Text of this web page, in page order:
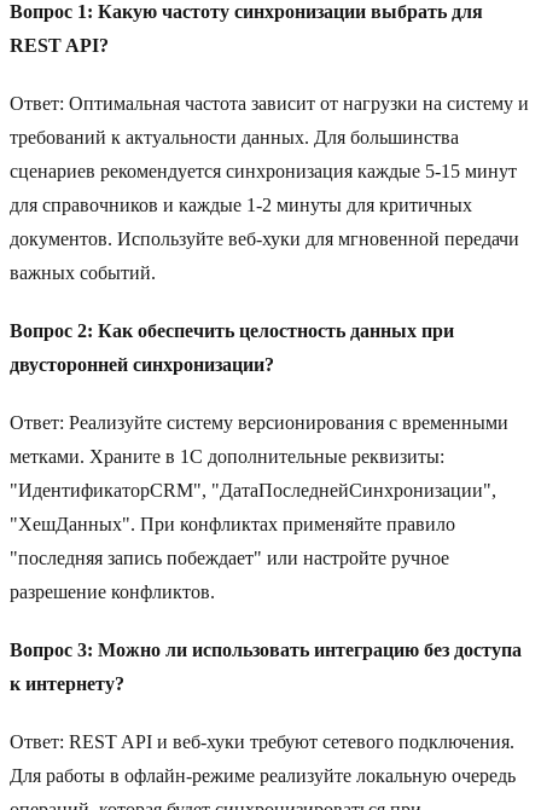
Вопрос 1: Какую частоту синхронизации выбрать для
REST API?
Ответ: Оптимальная частота зависит от нагрузки на систему и
требований к актуальности данных. Для большинства
сценариев рекомендуется синхронизация каждые 5-15 минут
для справочников и каждые 1-2 минуты для критичных
документов. Используйте веб‑хуки для мгновенной передачи
важных событий.
Вопрос 2: Как обеспечить целостность данных при
двусторонней синхронизации?
Ответ: Реализуйте систему версионирования с временными
метками. Храните в 1С дополнительные реквизиты:
"ИдентификаторCRM", "ДатаПоследнейСинхронизации",
"ХешДанных". При конфликтах применяйте правило
"последняя запись побеждает" или настройте ручное
разрешение конфликтов.
Вопрос 3: Можно ли использовать интеграцию без доступа
к интернету?
Ответ: REST API и веб‑хуки требуют сетевого подключения.
Для работы в офлайн-режиме реализуйте локальную очередь